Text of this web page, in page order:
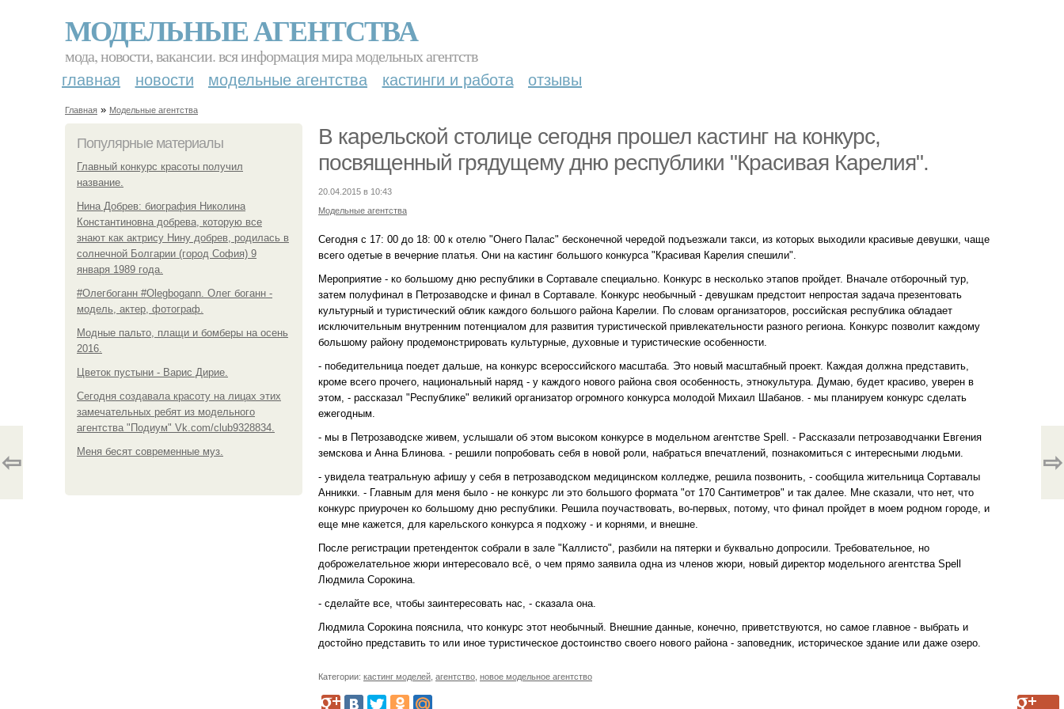
МОДЕЛЬНЫЕ АГЕНТСТВА
мода, новости, вакансии. вся информация мира модельных агентств
главная новости модельные агентства кастинги и работа отзывы
Главная » Модельные агентства
Популярные материалы
Главный конкурс красоты получил
название.
Нина Добрев: биография Николина
Константиновна добрева, которую все
знают как актрису Нину добрев, родилась в
солнечной Болгарии (город София) 9
января 1989 года.
#Олегбоганн #Olegbogann. Олег боганн -
модель, актер, фотограф.
Модные пальто, плащи и бомберы на осень
2016.
Цветок пустыни - Варис Дирие.
Сегодня создавала красоту на лицах этих
замечательных ребят из модельного
агентства "Подиум" Vk.com/club9328834.
Меня бесят современные муз.
В карельской столице сегодня прошел кастинг на конкурс,
посвященный грядущему дню республики "Красивая Карелия".
20.04.2015 в 10:43
Модельные агентства
Сегодня с 17: 00 до 18: 00 к отелю "Онего Палас" бесконечной чередой подъезжали такси, из которых выходили красивые девушки, чаще
всего одетые в вечерние платья. Они на кастинг большого конкурса "Красивая Карелия спешили".
Мероприятие - ко большому дню республики в Сортавале специально. Конкурс в несколько этапов пройдет. Вначале отборочный тур,
затем полуфинал в Петрозаводске и финал в Сортавале. Конкурс необычный - девушкам предстоит непростая задача презентовать
культурный и туристический облик каждого большого района Карелии. По словам организаторов, российская республика обладает
исключительным внутренним потенциалом для развития туристической привлекательности разного региона. Конкурс позволит каждому
большому району продемонстрировать культурные, духовные и туристические особенности.
- победительница поедет дальше, на конкурс всероссийского масштаба. Это новый масштабный проект. Каждая должна представить,
кроме всего прочего, национальный наряд - у каждого нового района своя особенность, этнокультура. Думаю, будет красиво, уверен в
этом, - рассказал "Республике" великий организатор огромного конкурса молодой Михаил Шабанов. - мы планируем конкурс сделать
ежегодным.
- мы в Петрозаводске живем, услышали об этом высоком конкурсе в модельном агентстве Spell. - Рассказали петрозаводчанки Евгения
земскова и Анна Блинова. - решили попробовать себя в новой роли, набраться впечатлений, познакомиться с интересными людьми.
- увидела театральную афишу у себя в петрозаводском медицинском колледже, решила позвонить, - сообщила жительница Сортавалы
Анникки. - Главным для меня было - не конкурс ли это большого формата "от 170 Сантиметров" и так далее. Мне сказали, что нет, что
конкурс приурочен ко большому дню республики. Решила поучаствовать, во-первых, потому, что финал пройдет в моем родном городе, и
еще мне кажется, для карельского конкурса я подхожу - и корнями, и внешне.
После регистрации претенденток собрали в зале "Каллисто", разбили на пятерки и буквально допросили. Требовательное, но
доброжелательное жюри интересовало всё, о чем прямо заявила одна из членов жюри, новый директор модельного агентства Spell
Людмила Сорокина.
- сделайте все, чтобы заинтересовать нас, - сказала она.
Людмила Сорокина пояснила, что конкурс этот необычный. Внешние данные, конечно, приветствуются, но самое главное - выбрать и
достойно представить то или иное туристическое достоинство своего нового района - заповедник, историческое здание или даже озеро.
Категории: кастинг моделей агентство новое модельное агентство
⇦ ⇨